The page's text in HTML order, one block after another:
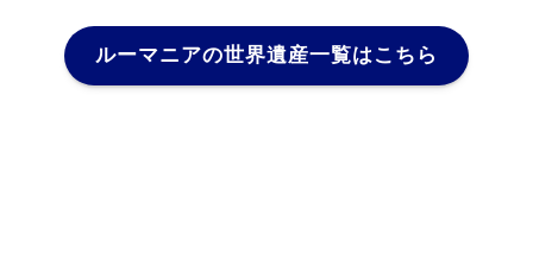
ルーマニアの世界遺産一覧はこちら